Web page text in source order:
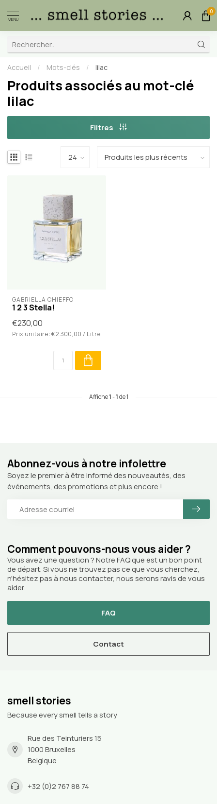
MENU
0
Accueil / Mots-clés / lilac
Produits associés au mot-clé
lilac
Filtres
GABRIELLA CHIEFFO
1 2 3 Stella!
€230,00
Prix unitaire: €2.300,00 / Litre
Affiche1-1de 1
Comment pouvons-nous vous aider ?
Vous avez une question ? Notre FAQ que est un bon point
de départ. Si vous ne trouvez pas ce que vous cherchez,
n'hésitez pas à nous contacter, nous serons ravis de vous
aider.
FAQ
Contact
Abonnez-vous à notre infolettre
Soyez le premier à être informé des nouveautés, des
événements, des promotions et plus encore !
smell stories
Because every smell tells a story
Rue des Teinturiers 15
1000 Bruxelles
Belgique
+32 (0)2 767 88 74